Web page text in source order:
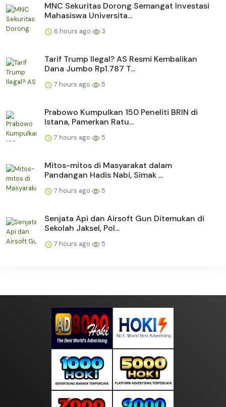
MNC Sekuritas Dorong Semangat Investasi
Mahasiswa Universita...
6 hours ago 3
Tarif Trump Ilegal? AS Resmi Kembalikan
Dana Jumbo Rp1.787 T...
7 hours ago 5
Prabowo Kumpulkan 150 Peneliti BRIN di
Istana, Pamerkan Ratu...
7 hours ago 5
Mitos-mitos di Masyarakat dalam
Pandangan Hadis Nabi, Simak ...
7 hours ago 5
Senjata Api dan Airsoft Gun Ditemukan di
Sekolah Jaksel, Pol...
7 hours ago 5